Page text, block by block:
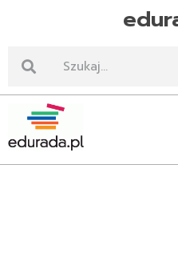
Edurada.pl